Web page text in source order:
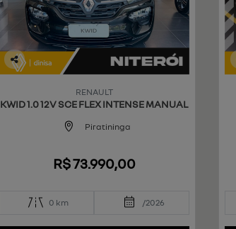
Co
ilh
RENAULT
KWID 1.0 12V SCE FLEX INTENSE MANUAL
Piratininga
R$ 73.990,00
0 km /2026